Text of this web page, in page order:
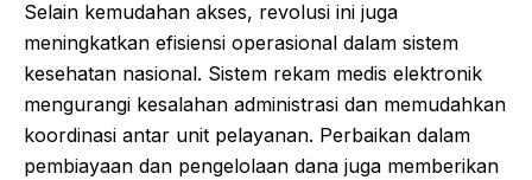
Selain kemudahan akses, revolusi ini juga
meningkatkan efisiensi operasional dalam sistem
kesehatan nasional. Sistem rekam medis elektronik
mengurangi kesalahan administrasi dan memudahkan
koordinasi antar unit pelayanan. Perbaikan dalam
pembiayaan dan pengelolaan dana juga memberikan